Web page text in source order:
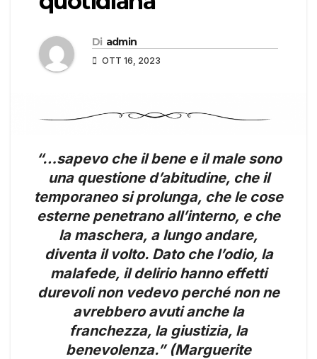
Di admin
OTT 16, 2023
“…sapevo che il bene e il male sono
una questione d’abitudine, che il
temporaneo si prolunga, che le cose
esterne penetrano all’interno, e che
la maschera, a lungo andare,
diventa il volto. Dato che l’odio, la
malafede, il delirio hanno effetti
durevoli non vedevo perché non ne
avrebbero avuti anche la
franchezza, la giustizia, la
benevolenza.” (Marguerite